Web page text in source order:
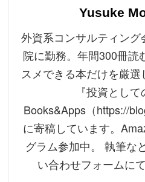
Yusuke
外資系コンサルティン
院に勤務。年間300冊読
スメできる本だけを厳
『投資として
Books&Apps（https://
に寄稿しています。
グラム参加中。 執筆な
い合わせフォームに